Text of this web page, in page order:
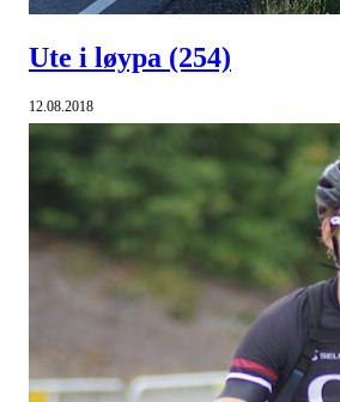
Ute i løypa (254)
12.08.2018